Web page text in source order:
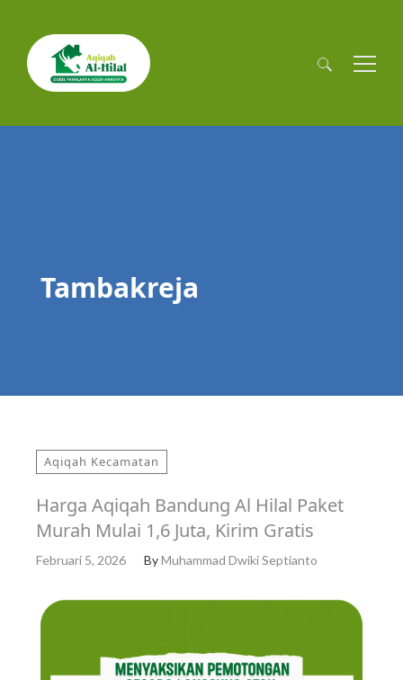
Cari
Tambakreja
Aqiqah Kecamatan
Harga Aqiqah Bandung Al Hilal Paket
Murah Mulai 1,6 Juta, Kirim Gratis
Februari 5, 2026 ByMuhammad Dwiki Septianto